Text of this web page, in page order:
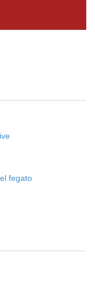
fegato